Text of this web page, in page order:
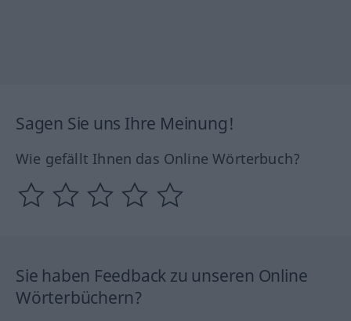
Sagen Sie uns Ihre Meinung!
Wie gefällt Ihnen das Online Wörterbuch?
Sie haben Feedback zu unseren Online
Wörterbüchern?